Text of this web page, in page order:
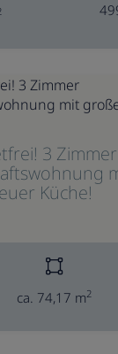
3 Zimmer
Küche!
ca. 74,17 m2